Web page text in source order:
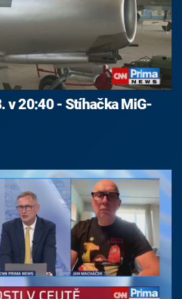
v 20:40 - Stíhačka MiG-